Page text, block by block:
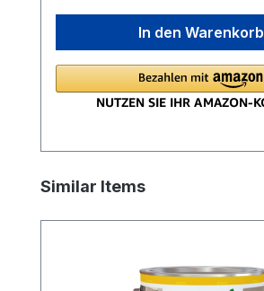
In den Warenkorb
Produktgalerie überspringen
Similar Items